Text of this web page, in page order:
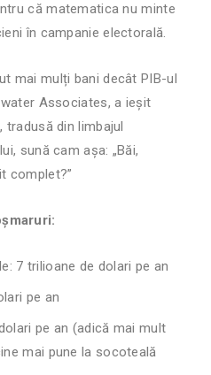
că matematica nu minte
în campanie electorală.
mai mulți bani decât PIB-ul
Associates, a ieșit
tradusă din limbajul
sună cam așa: „Băi,
complet?”
7 trilioane de dolari pe an
pe an
pe an (adică mai mult
mai pune la socoteală